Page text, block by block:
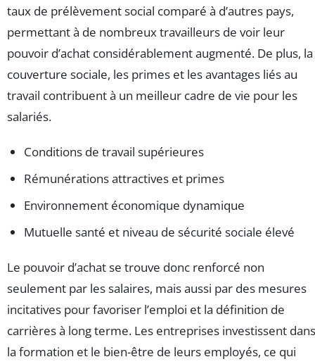
taux de prélèvement social comparé à d’autres pays,
permettant à de nombreux travailleurs de voir leur
pouvoir d’achat considérablement augmenté. De plus, la
couverture sociale, les primes et les avantages liés au
travail contribuent à un meilleur cadre de vie pour les
salariés.
Conditions de travail supérieures
Rémunérations attractives et primes
Environnement économique dynamique
Mutuelle santé et niveau de sécurité sociale élevé
Le pouvoir d’achat se trouve donc renforcé non
seulement par les salaires, mais aussi par des mesures
incitatives pour favoriser l’emploi et la définition de
carrières à long terme. Les entreprises investissent dans
la formation et le bien-être de leurs employés, ce qui